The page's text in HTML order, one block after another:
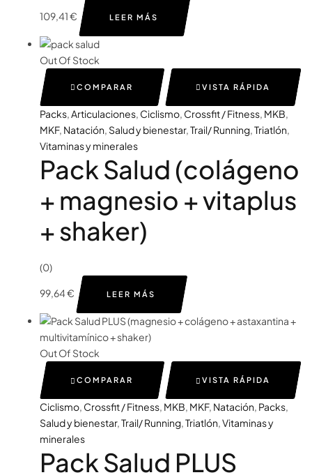
109,41€ LEER MÁS
Out Of Stock
COMPARAR VISTA RÁPIDA
Packs,Articulaciones, Ciclismo, Crossfit / Fitness, MKB,
MKF, Natación, Salud y bienestar,Trail/ Running,Triatlón,
Vitaminas y minerales
Pack Salud (colágeno
+ magnesio + vitaplus
+ shaker)
(0)
99,64€ LEER MÁS
Out Of Stock
COMPARAR VISTA RÁPIDA
Ciclismo, Crossfit / Fitness, MKB, MKF, Natación, Packs,
Salud y bienestar,Trail/ Running,Triatlón,Vitaminas y
minerales
Pack Salud PLUS